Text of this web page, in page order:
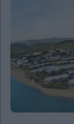
Branded
Content
Calendar
Monocle
Media